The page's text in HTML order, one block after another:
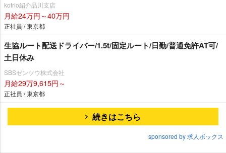
kotrio紹介品川支店
月給24万円～40万円
正社員 / 東京都
生協ルート配送ドライバー/1.5t/固定ルート/日勤/普通免許AT可/
土日休み
SBSゼンツウ株式会社
月給29万9,615円～
正社員 / 東京都
続きはこちら
sponsored by 求人ボックス